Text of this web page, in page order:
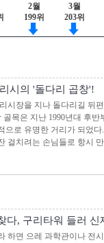
2월
199위
3월
203위
시의 '돌다리 곱창'!
시장을 지나 돌다리길 뒤
목은 지난 1990년대 후
으로 유명한 거리가 되었
치려는 손님들로 항시
다, 구리타워 들러
하면 으레 과학관이나 전